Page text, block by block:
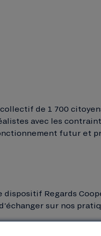
de 1 700
avec les
futur et
Regards
sur nos
et Enercoop Nouvelle-